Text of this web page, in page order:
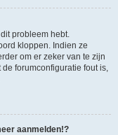
probleem hebt.
kloppen. Indien ze
om er zeker van te zijn
forumconfiguratie fout is,
aanmelden!?